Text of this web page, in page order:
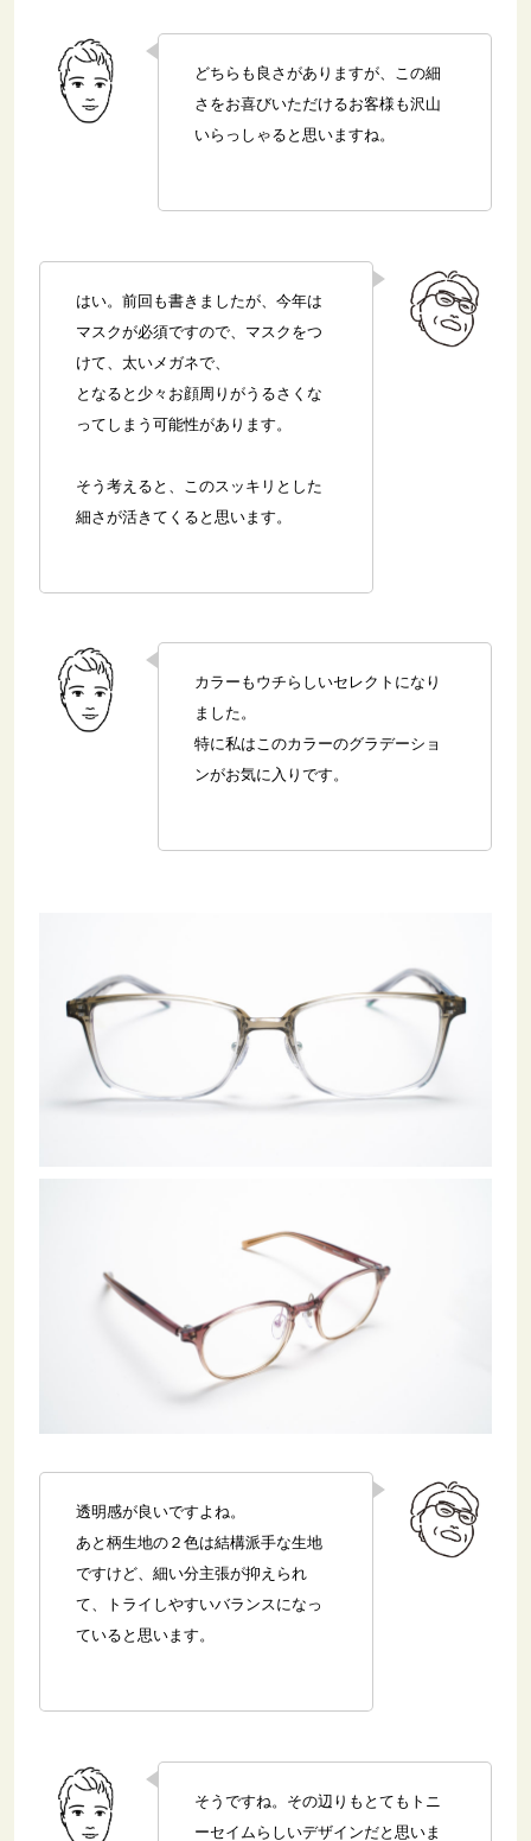
どちらも良さがありますが、この細
さをお喜びいただけるお客様も沢山
いらっしゃると思いますね。
はい。前回も書きましたが、今年は
マスクが必須ですので、マスクをつ
けて、太いメガネで、
となると少々お顔周りがうるさくな
ってしまう可能性があります。
そう考えると、このスッキリとした
細さが活きてくると思います。
カラーもウチらしいセレクトになり
ました。
特に私はこのカラーのグラデーショ
ンがお気に入りです。
透明感が良いですよね。
あと柄生地の２色は結構派手な生地
ですけど、細い分主張が抑えられ
て、トライしやすいバランスになっ
ていると思います。
そうですね。その辺りもとてもトニ
ーセイムらしいデザインだと思いま